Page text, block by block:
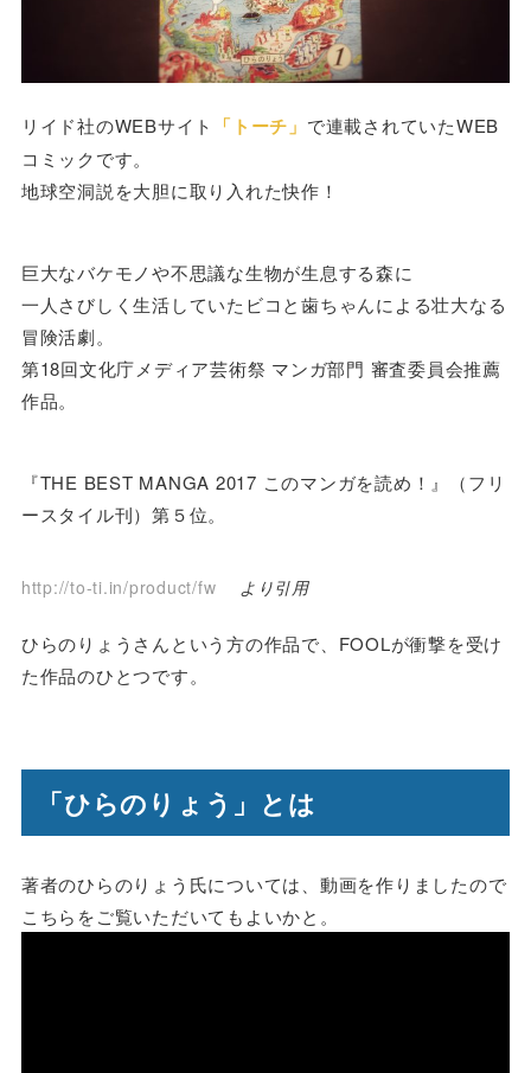
リイド社のWEBサイト 「トーチ」 で連載されていたWEB
コミックです。
地球空洞説を大胆に取り入れた快作！
巨大なバケモノや不思議な生物が生息する森に
一人さびしく生活していたビコと歯ちゃんによる壮大なる
冒険活劇。
第18回文化庁メディア芸術祭 マンガ部門 審査委員会推薦
作品。
『THE BEST MANGA 2017 このマンガを読め！』（フリ
ースタイル刊）第５位。
http://to-ti.in/product/fw より引用
ひらのりょうさんという方の作品で、FOOLが衝撃を受け
た作品のひとつです。
「ひらのりょう」とは
著者のひらのりょう氏については、動画を作りましたので
こちらをご覧いただいてもよいかと。